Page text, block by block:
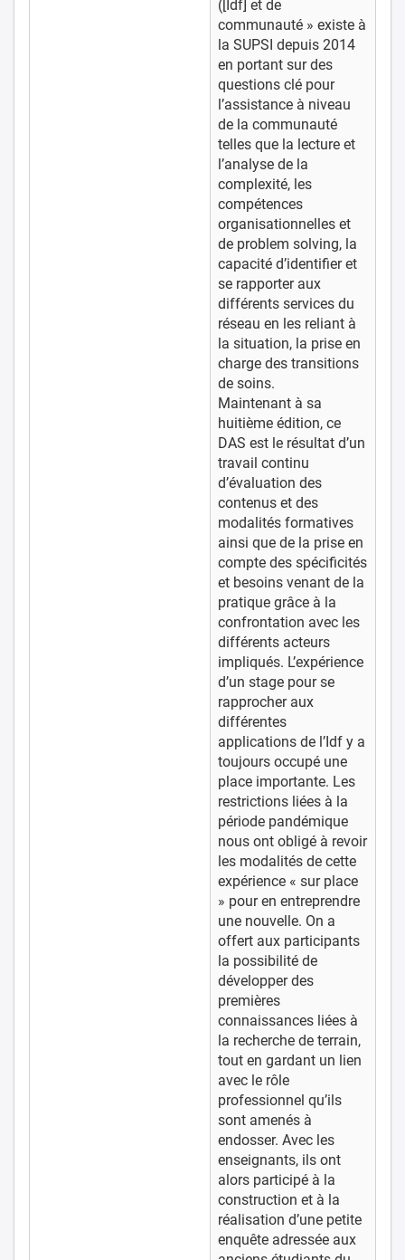
([Idf] et de
communauté » existe à
la SUPSI depuis 2014
en portant sur des
questions clé pour
l’assistance à niveau
de la communauté
telles que la lecture et
l’analyse de la
complexité, les
compétences
organisationnelles et
de problem solving, la
capacité d’identifier et
se rapporter aux
différents services du
réseau en les reliant à
la situation, la prise en
charge des transitions
de soins.
Maintenant à sa
huitième édition, ce
DAS est le résultat d’un
travail continu
d’évaluation des
contenus et des
modalités formatives
ainsi que de la prise en
compte des spécificités
et besoins venant de la
pratique grâce à la
confrontation avec les
différents acteurs
impliqués. L’expérience
d’un stage pour se
rapprocher aux
différentes
applications de l’Idf y a
toujours occupé une
place importante. Les
restrictions liées à la
période pandémique
nous ont obligé à revoir
les modalités de cette
expérience « sur place
» pour en entreprendre
une nouvelle. On a
offert aux participants
la possibilité de
développer des
premières
connaissances liées à
la recherche de terrain,
tout en gardant un lien
avec le rôle
professionnel qu’ils
sont amenés à
endosser. Avec les
enseignants, ils ont
alors participé à la
construction et à la
réalisation d’une petite
enquête adressée aux